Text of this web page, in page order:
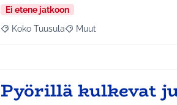
Ei etene jatkoon
Rajaa tulokset aihepiirin mukaan: Koko
Koko Tuusula Rajaa tulokset teeman
Muut
Pyörillä kulkevat